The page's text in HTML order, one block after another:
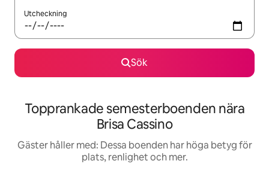
Utcheckning
Sök
Topprankade semesterboenden nära
Brisa Cassino
Gäster håller med: Dessa boenden har höga betyg för
plats, renlighet och mer.